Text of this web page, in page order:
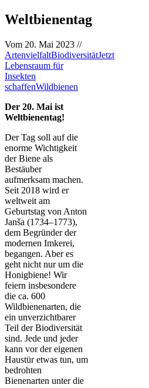
Weltbienentag
Vom 20. Mai 2023 //
ArtenvielfaltBiodiversitätJetzt
Lebensraum für
Insekten
schaffenWildbienen
Der 20. Mai ist
Weltbienentag!
Der Tag soll auf die
enorme Wichtigkeit
der Biene als
Bestäuber
aufmerksam machen.
Seit 2018 wird er
weltweit am
Geburtstag von Anton
Janša (1734–1773),
dem Begründer der
modernen Imkerei,
begangen. Aber es
geht nicht nur um die
Honigbiene! Wir
feiern insbesondere
die ca. 600
Wildbienenarten, die
ein unverzichtbarer
Teil der Biodiversität
sind. Jede und jeder
kann vor der eigenen
Haustür etwas tun, um
bedrohten
Bienenarten unter die